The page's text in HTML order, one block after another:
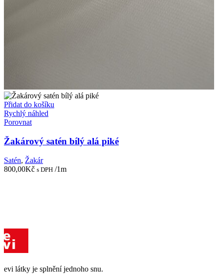
Přidat do košíku
Rychlý náhled
Porovnat
Žakárový satén bílý alá piké
Satén, Žakár
800,00Kč s DPH /1m
evi látky je splnění jednoho snu.